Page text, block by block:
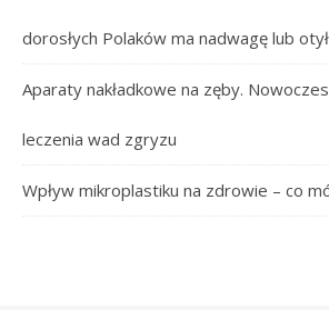
dorosłych Polaków ma nadwagę lub
Aparaty nakładkowe na zęby.
leczenia wad zgryzu
Wpływ mikroplastiku na zdrowie – co